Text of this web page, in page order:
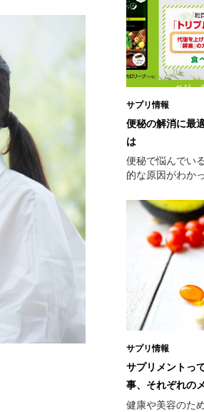
サプリ情報
便秘の解消に最
は
便秘で悩んでい
的な原因がわか
サプリ情報
サプリメントっ
事、それぞれの
健康や美容のた